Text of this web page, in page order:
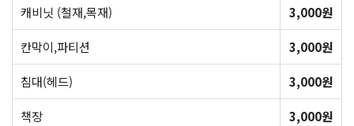
캐비닛 (철재,목재)
3,000원
칸막이,파티션
3,000원
침대(헤드)
3,000원
책장
3,000원